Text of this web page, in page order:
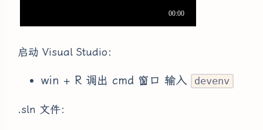
启动 Visual Studio：
win + R 调出 cmd 窗口 输入 devenv
.sln 文件：